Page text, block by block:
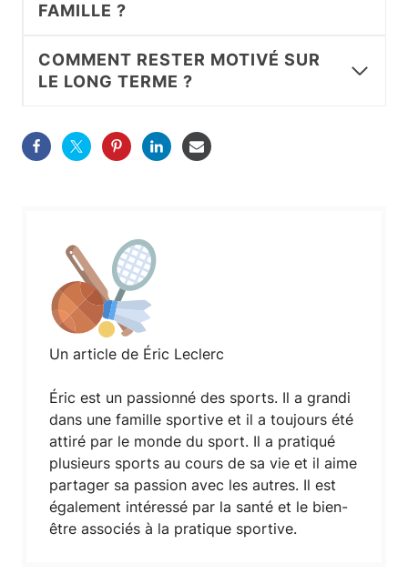
FAMILLE ?
COMMENT RESTER MOTIVÉ SUR
LE LONG TERME ?
Un article de Éric Leclerc
Éric est un passionné des sports. Il a grandi
dans une famille sportive et il a toujours été
attiré par le monde du sport. Il a pratiqué
plusieurs sports au cours de sa vie et il aime
partager sa passion avec les autres. Il est
également intéressé par la santé et le bien-
être associés à la pratique sportive.